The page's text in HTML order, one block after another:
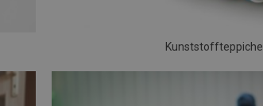
Kunststoffteppiche